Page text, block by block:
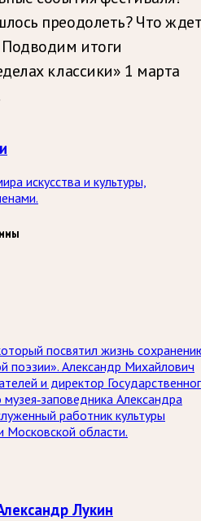
преодолеть? Что
итоги
классики» 1 марта
искусства и культуры,
посвятил жизнь
поэзии». Александр Михайлович
и директор
Александра
работник культуры
Московской области.
Лукин